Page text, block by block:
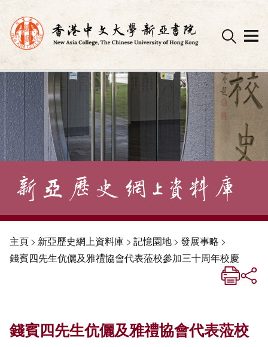
Skip
to
content
主頁> 新亞歷史網上資料庫 > 記憶園地> 發展事略 >
錢賓四先生伉儷及雅禮協會代表蒞校參加三十周年校慶
錢賓四先生伉儷及雅禮協會代表蒞校